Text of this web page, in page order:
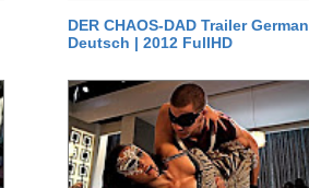
DER CHAOS-DAD Trailer German
Deutsch | 2012 FullHD